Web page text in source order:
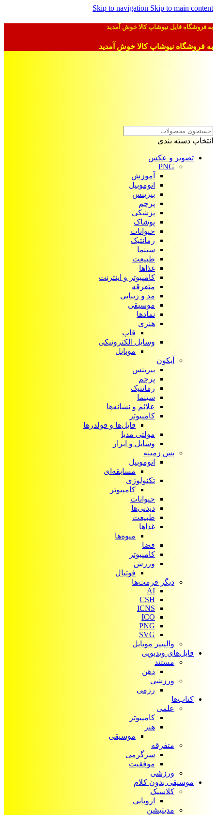
Skip to navigation Skip to main content
به فروشگاه فایل نیوشاپ کالا خوش آمدید
به فروشگاه نیوشاپ کالا خوش آمدید
انتخاب دسته بندی
تصویر و عکس
PNG
آموزش
اتوموبیل
بیزینس
پرچم
پزشکی
پوشاک
حیوانات
رمانتیک
سینما
طبیعت
غذاها
کامپیوتر و اینترنت
متفرقه
مد و زیبایی
موسیقی
نمادها
هنری
قاب
وسایل الکترونیکی
موبایل
آیکون‌
بیزینس
پرچم
رمانتیک
سینما
علائم و نشانه‌ها
کامپیوتر
فایل‌ها و فولدرها
مولتی مدیا
وسایل و ابزار
پس زمینه
اتوموبیل
مسابقه‌ای
تکنولوژی
کامپیوتر
حیوانات
دیدنی‌ها
طبیعت
غذاها
میوه‌ها
فضا
کامپیوتر
ورزش
فوتبال
دیگر فرمت‌ها
AI
CSH
ICNS
ICO
PNG
SVG
والپیپر موبایل
فایل‌های ویدیویی
مستند
ذهن
ورزشی
رزمی
کتاب‌ها
علمی
کامپیوتر
هنر
موسیقی
متفرقه
سرگرمی
موفقیت
ورزشی
موسیقی بدون کلام
کلاسیک
اروپایی
مدیتیشن